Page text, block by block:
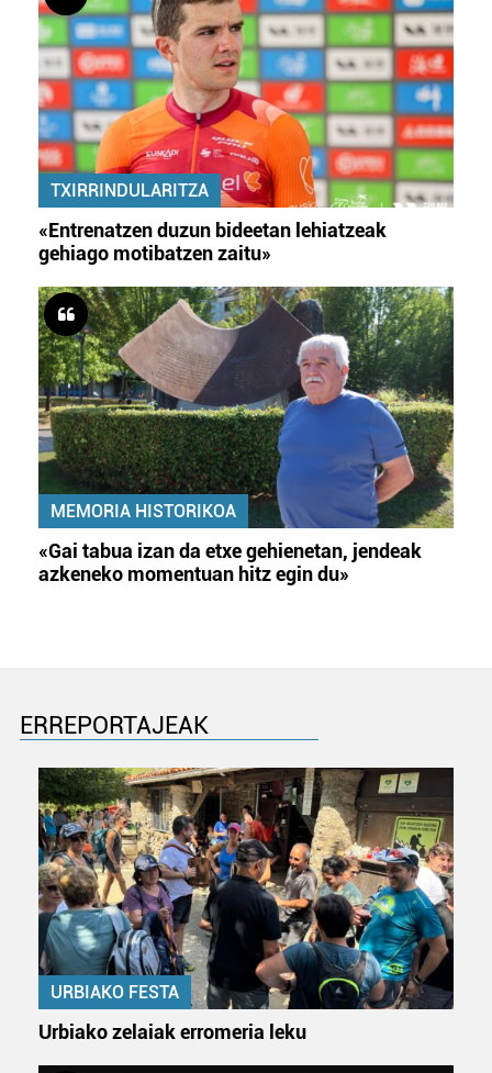
TXIRRINDULARITZA
«Entrenatzen duzun bideetan lehiatzeak
gehiago motibatzen zaitu»
MEMORIA HISTORIKOA
«Gai tabua izan da etxe gehienetan, jendeak
azkeneko momentuan hitz egin du»
ERREPORTAJEAK
URBIAKO FESTA
Urbiako zelaiak erromeria leku